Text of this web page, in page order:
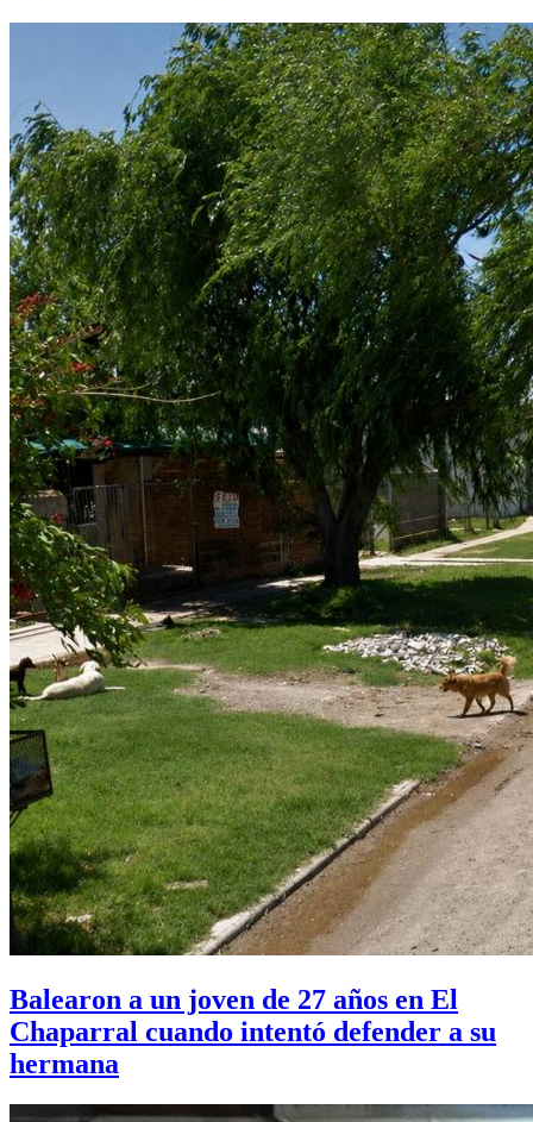
Balearon a un joven de 27 años en El
Chaparral cuando intentó defender a su
hermana